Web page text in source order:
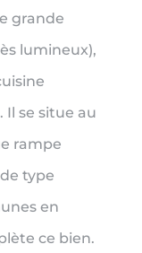
grande
lumineux),
Il se situe au
rampe
type
en
ce bien.